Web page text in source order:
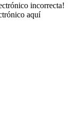
incorrecta!
aquí